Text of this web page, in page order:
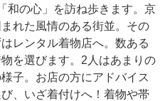
和の心」を訪ね歩きます。京
れた風情のある街並。その
レンタル着物店へ。数ある
を選びます。2人はあまりの
子。お店の方にアドバイス
、いざ着付けへ！着物や帯